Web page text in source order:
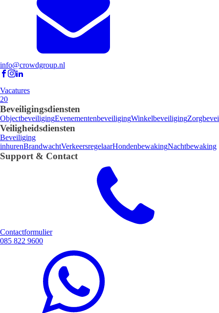
info@crowdgroup.nl
Vacatures
20
Beveiligingsdiensten
ObjectbeveiligingEvenementenbeveiligingWinkelbeveiliging
Veiligheidsdiensten
Beveiliging
inhurenBrandwachtVerkeersregelaarHondenbewakingNachtbewaking
Support & Contact
Contactformulier
085 822 9600